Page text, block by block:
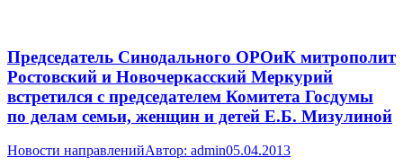
Председатель Синодального ОРОиК митрополит
Ростовский и Новочеркасский Меркурий
встретился с председателем Комитета Госдумы
по делам семьи, женщин и детей Е.Б. Мизулиной
Новости направленийАвтор: admin05.04.2013